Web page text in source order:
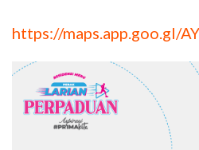
https://maps.app.goo.gl/